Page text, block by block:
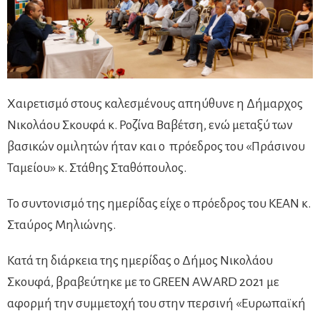
Χαιρετισμό στους καλεσμένους απηύθυνε η Δήμαρχος
Νικολάου Σκουφά κ. Ροζίνα Βαβέτση, ενώ μεταξύ των
βασικών ομιλητών ήταν και ο πρόεδρος του «Πράσινου
Ταμείου» κ. Στάθης Σταθόπουλος.
Το συντονισμό της ημερίδας είχε ο πρόεδρος του ΚΕΑΝ κ.
Σταύρος Μηλιώνης.
Κατά τη διάρκεια της ημερίδας ο Δήμος Νικολάου
Σκουφά, βραβεύτηκε με το GREEN AWARD 2021 με
αφορμή την συμμετοχή του στην περσινή «Ευρωπαϊκή